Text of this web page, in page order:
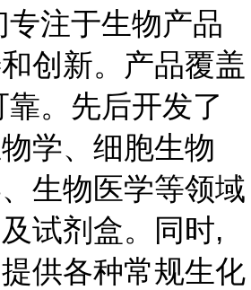
注于生物产品
创新。产品覆盖
。先后开发了
学、细胞生物
生物医学等领域
试剂盒。同时,
供各种常规生化